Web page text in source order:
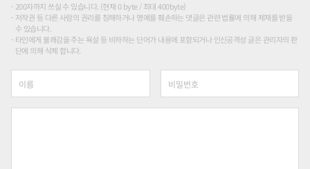
200자까지 쓰실 수 있습니다. (현재 0 byte / 최대 400byte)
저작권 등 다른 사람의 권리를 침해하거나 명예를 훼손하는 댓글은 관련 법률에 의해 제재를 받을
수 있습니다.
타인에게 불쾌감을 주는 욕설 등 비하하는 단어가 내용에 포함되거나 인신공격성 글은 관리자의 판
단에 의해 삭제 합니다.